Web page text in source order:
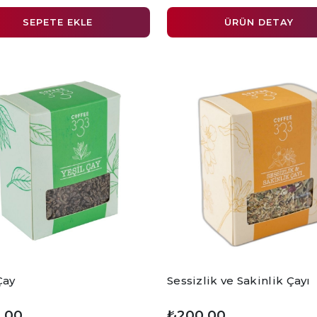
SEPETE EKLE ÜRÜN DETAY
Sessizlik ve Sakinlik Çayı